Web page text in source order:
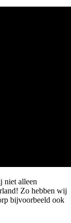
niet alleen
Zo hebben wij
bijvoorbeeld ook